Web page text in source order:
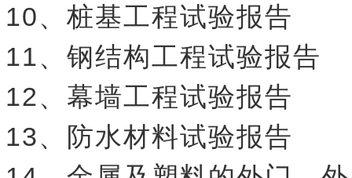
10、桩基工程试验报告
11、钢结构工程试验报告
12、幕墙工程试验报告
13、防水材料试验报告